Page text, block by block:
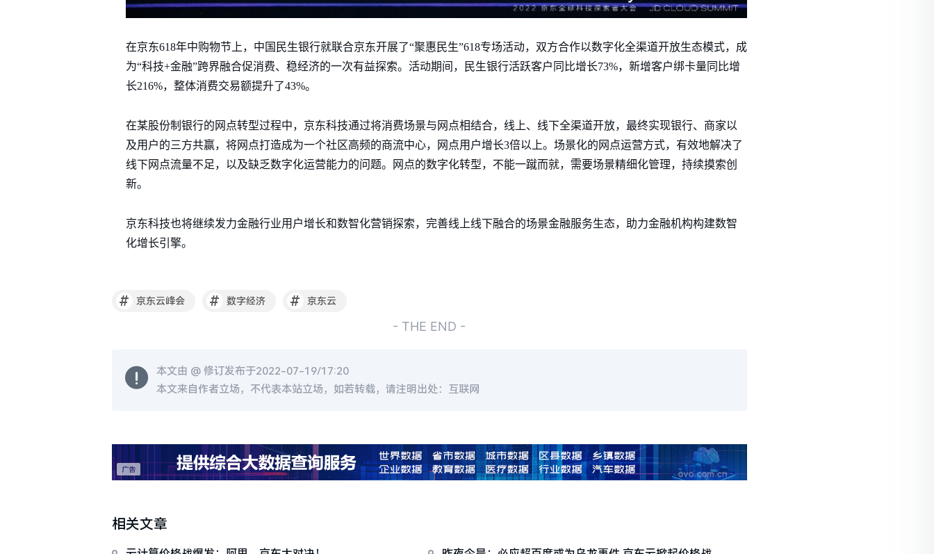
在京东618年中购物节上，中国民生银行就联合京东开展了“聚惠民生”618专场活动，双方合作以数字化全渠道开放生态模式，成
为“科技+金融”跨界融合促消费、稳经济的一次有益探索。活动期间，民生银行活跃客户同比增长73%，新增客户绑卡量同比增
长216%，整体消费交易额提升了43%。
在某股份制银行的网点转型过程中，京东科技通过将消费场景与网点相结合，线上、线下全渠道开放，最终实现银行、商家以
及用户的三方共赢，将网点打造成为一个社区高频的商流中心，网点用户增长3倍以上。场景化的网点运营方式，有效地解决了
线下网点流量不足，以及缺乏数字化运营能力的问题。网点的数字化转型，不能一蹴而就，需要场景精细化管理，持续摸索创
新。
京东科技也将继续发力金融行业用户增长和数智化营销探索，完善线上线下融合的场景金融服务生态，助力金融机构构建数智
化增长引擎。
# 京东云峰会 # 数字经济 # 京东云
- THE END -
本文由 @修订发布于2022-07-19/17:20
本文来自作者立场，不代表本站立场，如若转载，请注明出处：互联网
相关文章